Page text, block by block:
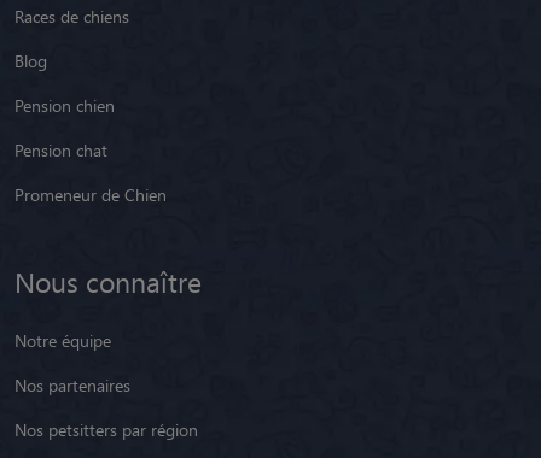
Races de chiens
Blog
Pension chien
Pension chat
Promeneur de Chien
Nous connaître
Notre équipe
Nos partenaires
Nos petsitters par région